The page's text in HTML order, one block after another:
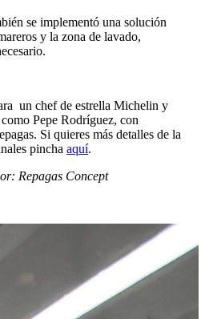
se implementó una solución
y la zona de lavado,
un chef de estrella Michelin y
Pepe Rodríguez, con
Si quieres más detalles de la
pincha aquí.
Repagas Concept